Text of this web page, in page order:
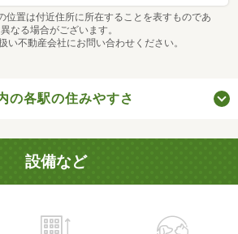
位置は付近住所に所在することを表すものであ
なる場合がございます。
い不動産会社にお問い合わせください。
の各駅の住みやすさ
設備など